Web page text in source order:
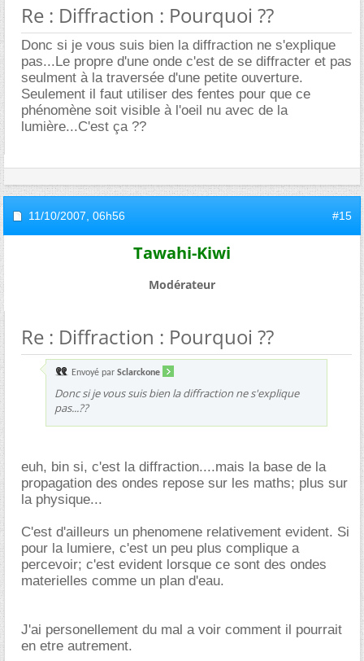
Re : Diffraction : Pourquoi ??
Donc si je vous suis bien la diffraction ne s'explique
pas...Le propre d'une onde c'est de se diffracter et pas
seulment à la traversée d'une petite ouverture.
Seulement il faut utiliser des fentes pour que ce
phénomène soit visible à l'oeil nu avec de la
lumière...C'est ça ??
11/10/2007, 06h56 #15
Tawahi-Kiwi
Modérateur
Re : Diffraction : Pourquoi ??
Envoyé par Sclarckone
Donc si je vous suis bien la diffraction ne s'explique
pas...??
euh, bin si, c'est la diffraction....mais la base de la
propagation des ondes repose sur les maths; plus sur
la physique...
C'est d'ailleurs un phenomene relativement evident. Si
pour la lumiere, c'est un peu plus complique a
percevoir; c'est evident lorsque ce sont des ondes
materielles comme un plan d'eau.
J'ai personellement du mal a voir comment il pourrait
en etre autrement.